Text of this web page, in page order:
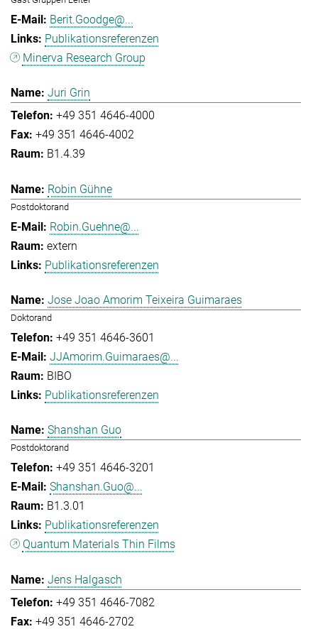
Berit.Goodge@...
Publikationsreferenzen
Minerva Research Group
Juri Grin
+49 351 4646-4000
+49 351 4646-4002
B1.4.39
Robin Gühne
Postdoktorand
Robin.Guehne@...
extern
Publikationsreferenzen
Jose Joao Amorim Teixeira Guimaraes
Doktorand
+49 351 4646-3601
JJAmorim.Guimaraes@...
BIBO
Publikationsreferenzen
Shanshan Guo
Postdoktorand
+49 351 4646-3201
Shanshan.Guo@...
B1.3.01
Publikationsreferenzen
Quantum Materials Thin Films
Jens Halgasch
+49 351 4646-7082
+49 351 4646-2702